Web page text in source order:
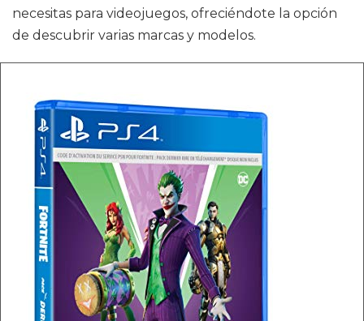
necesitas para videojuegos, ofreciéndote la opción
de descubrir varias marcas y modelos.